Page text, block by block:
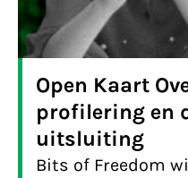
Open Kaart
profilering en
uitsluiting
Bits of Freedom